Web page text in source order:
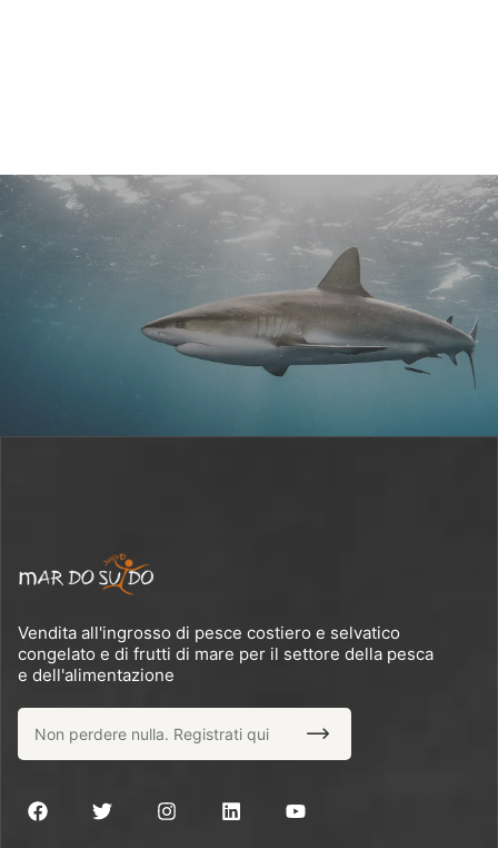
Vendita all'ingrosso di pesce costiero e selvatico
congelato e di frutti di mare per il settore della pesca
e dell'alimentazione